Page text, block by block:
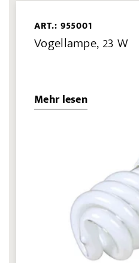
ART.: 955001
Vogellampe, 23 W
Mehr lesen